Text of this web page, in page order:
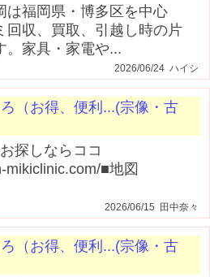
は福岡県・博多区を中心
回収、買取、引越し時の片
。家具・家電や...
2026/06/24 ハイシ
（お得、便利...(宗像・古
探しならココ
mikiclinic.com/■地図
2026/06/15 田中奈々
（お得、便利...(宗像・古